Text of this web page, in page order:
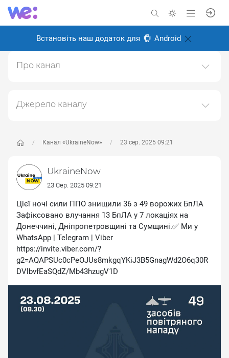
Встановіть наш додаток для Android
Канал «UkraineNow» 23 сер. 2025 09:21
UkraineNow
23 Сер. 2025 09:21
Цієї ночі сили ППО знищили 36 з 49 ворожих БпЛА
Зафіксовано влучання 13 БпЛА у 7 локаціях на
Донеччині, Дніпропетровщині та Сумщині.✅ Ми у
WhatsApp | Telegram | Viber
https://invite.viber.com/?
g2=AQAPSUc0cPeOJUs8mkgqYKiJ3B5GnagWd2O6q30R
DVlbvfEaSQdZ/Mb43hzugV1D
Про канал
Створено: 24 серпня 2024
Джерело каналу
метою його популяризації та збільшення аудиторії
Переходьте за посиланнями в дописах для
отримання повної інформації про Автора, чи